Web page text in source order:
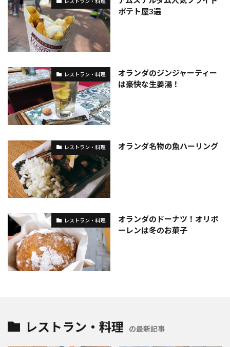
ポテト屋3選
レストラン・料理
オランダのジンジャーティー
は豪快な生姜湯！
レストラン・料理 オランダ名物の魚ハーリング
レストラン・料理
オランダのドーナツ！オリボ
ーレンは冬のお菓子
レストラン・料理 の最新記事